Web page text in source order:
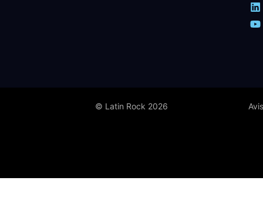
© Latin Rock 2026